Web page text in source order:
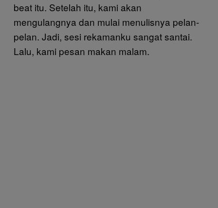
beat itu. Setelah itu, kami akan
mengulangnya dan mulai menulisnya pelan-
pelan. Jadi, sesi rekamanku sangat santai.
Lalu, kami pesan makan malam.